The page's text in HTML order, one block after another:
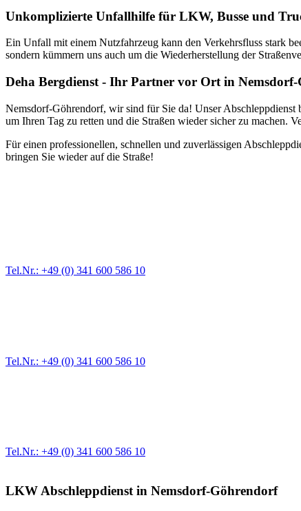
Unkomplizierte Unfallhilfe für LKW, Busse und
Ein Unfall mit einem Nutzfahrzeug kann den Verkehrsfluss stark
sondern kümmern uns auch um die Wiederherstellung der
Deha Bergdienst - Ihr Partner vor Ort in
Nemsdorf-Göhrendorf, wir sind für Sie da! Unser
um Ihren Tag zu retten und die Straßen wieder sicher zu machen.
Für einen professionellen, schnellen und zuverlässigen
bringen Sie wieder auf die Straße!
Tel.Nr.: +49 (0) 341 600 586 10
Tel.Nr.: +49 (0) 341 600 586 10
Tel.Nr.: +49 (0) 341 600 586 10
LKW Abschleppdienst in Nemsdorf-Göhrendorf